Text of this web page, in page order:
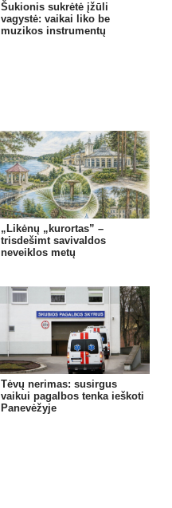
Šukionis sukrėtė įžūli
vagystė: vaikai liko be
muzikos instrumentų
„Likėnų „kurortas” –
trisdešimt savivaldos
neveiklos metų
Tėvų nerimas: susirgus
vaikui pagalbos tenka ieškoti
Panevėžyje